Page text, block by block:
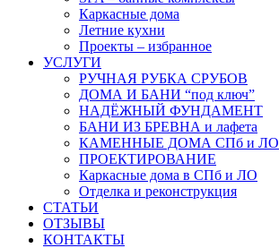
Каркасные дома
Летние кухни
Проекты – избранное
УСЛУГИ
РУЧНАЯ РУБКА СРУБОВ
ДОМА И БАНИ “под ключ”
НАДЁЖНЫЙ ФУНДАМЕНТ
БАНИ ИЗ БРЕВНА и лафета
КАМЕННЫЕ ДОМА СПб и ЛО
ПРОЕКТИРОВАНИЕ
Каркасные дома в СПб и ЛО
Отделка и реконструкция
СТАТЬИ
ОТЗЫВЫ
КОНТАКТЫ